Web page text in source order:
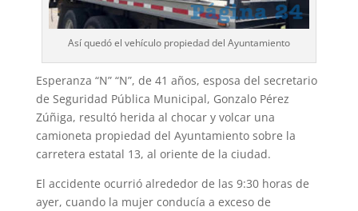
Así quedó el vehículo propiedad del Ayuntamiento
Esperanza “N” “N”, de 41 años, esposa del secretario
de Seguridad Pública Municipal, Gonzalo Pérez
Zúñiga, resultó herida al chocar y volcar una
camioneta propiedad del Ayuntamiento sobre la
carretera estatal 13, al oriente de la ciudad.
El accidente ocurrió alrededor de las 9:30 horas de
ayer, cuando la mujer conducía a exceso de